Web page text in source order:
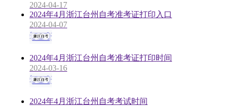
2024-04-17
2024年4月浙江台州自考准考证打印入口
2024-04-07
2024年4月浙江台州自考准考证打印时间
2024-03-16
2024年4月浙江台州自考考试时间